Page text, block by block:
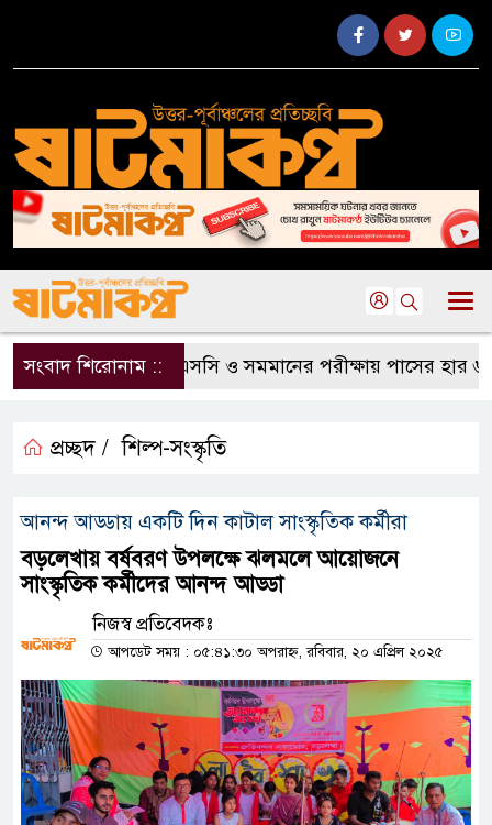
সংবাদ শিরোনাম ::এসএসসি ও সমমানের পরীক্ষায় পাসের হার
প্রচ্ছদ / শিল্প-সংস্কৃতি
আনন্দ আড্ডায় একটি দিন কাটাল সাংস্কৃতিক কর্মীরা
বড়লেখায় বর্ষবরণ উপলক্ষে ঝলমলে আয়োজনে
সাংস্কৃতিক কর্মীদের আনন্দ আড্ডা
নিজস্ব প্রতিবেদকঃ
আপডেট সময় : ০৫:৪১:৩০ অপরাহ্ন, রবিবার, ২০ এপ্রিল ২০২৫